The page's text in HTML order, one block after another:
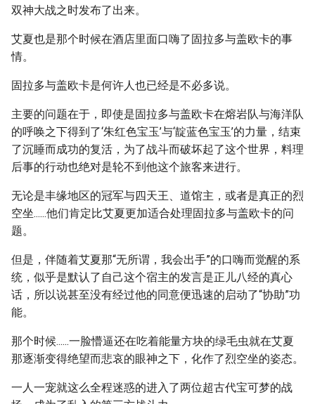
双神大战之时发布了出来。
艾夏也是那个时候在酒店里面口嗨了固拉多与盖欧卡的事
情。
固拉多与盖欧卡是何许人也已经是不必多说。
主要的问题在于，即使是固拉多与盖欧卡在熔岩队与海洋队
的呼唤之下得到了‘朱红色宝玉’与‘靛蓝色宝玉’的力量，结束
了沉睡而成功的复活，为了战斗而破坏起了这个世界，料理
后事的行动也绝对是轮不到他这个旅客来进行。
无论是丰缘地区的冠军与四天王、道馆主，或者是真正的烈
空坐......他们肯定比艾夏更加适合处理固拉多与盖欧卡的问
题。
但是，伴随着艾夏那“无所谓，我会出手”的口嗨而觉醒的系
统，似乎是默认了自己这个宿主的发言是正儿八经的真心
话，所以说甚至没有经过他的同意便迅速的启动了“协助”功
能。
那个时候......一脸懵逼还在吃着能量方块的绿毛虫就在艾夏
那逐渐变得绝望而悲哀的眼神之下，化作了烈空坐的姿态。
一人一宠就这么全程迷惑的进入了两位超古代宝可梦的战